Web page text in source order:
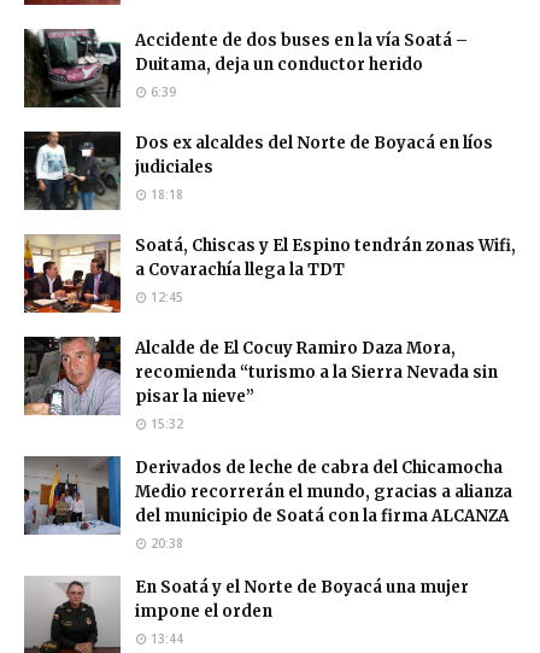
Accidente de dos buses en la vía Soatá –
Duitama, deja un conductor herido
6:39
Dos ex alcaldes del Norte de Boyacá en líos
judiciales
18:18
Soatá, Chiscas y El Espino tendrán zonas Wifi,
a Covarachía llega la TDT
12:45
Alcalde de El Cocuy Ramiro Daza Mora,
recomienda “turismo a la Sierra Nevada sin
pisar la nieve”
15:32
Derivados de leche de cabra del Chicamocha
Medio recorrerán el mundo, gracias a alianza
del municipio de Soatá con la firma ALCANZA
20:38
En Soatá y el Norte de Boyacá una mujer
impone el orden
13:44